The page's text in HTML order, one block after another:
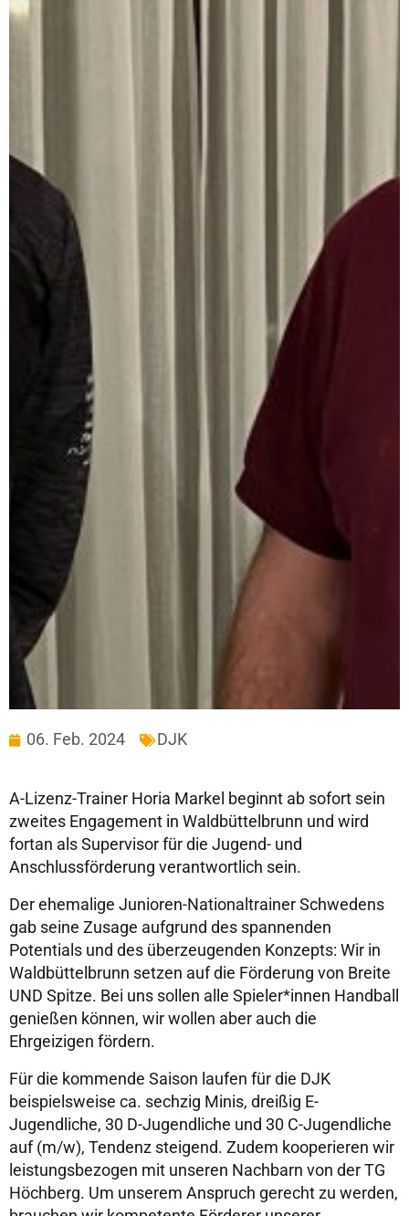
06. Feb. 2024 DJK
A-Lizenz-Trainer Horia Markel beginnt ab sofort sein
zweites Engagement in Waldbüttelbrunn und wird
fortan als Supervisor für die Jugend- und
Anschlussförderung verantwortlich sein.
Der ehemalige Junioren-Nationaltrainer Schwedens
gab seine Zusage aufgrund des spannenden
Potentials und des überzeugenden Konzepts: Wir in
Waldbüttelbrunn setzen auf die Förderung von Breite
UND Spitze. Bei uns sollen alle Spieler*innen Handball
genießen können, wir wollen aber auch die
Ehrgeizigen fördern.
Für die kommende Saison laufen für die DJK
beispielsweise ca. sechzig Minis, dreißig E-
Jugendliche, 30 D-Jugendliche und 30 C-Jugendliche
auf (m/w), Tendenz steigend. Zudem kooperieren wir
leistungsbezogen mit unseren Nachbarn von der TG
Höchberg. Um unserem Anspruch gerecht zu werden,